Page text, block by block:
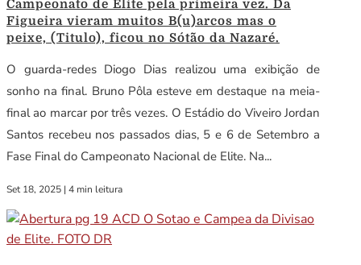
Campeonato de Elite pela primeira vez. Da
Figueira vieram muitos B(u)arcos mas o
peixe, (Titulo), ficou no Sótão da Nazaré.
O guarda-redes Diogo Dias realizou uma exibição de
sonho na final. Bruno Pôla esteve em destaque na meia-
final ao marcar por três vezes. O Estádio do Viveiro Jordan
Santos recebeu nos passados dias, 5 e 6 de Setembro a
Fase Final do Campeonato Nacional de Elite. Na...
Set 18, 2025 | 4 min leitura